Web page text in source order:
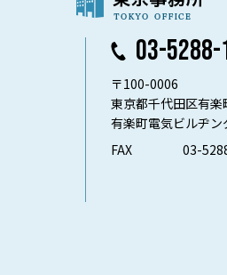
03-5288-
〒100-0006
東京都千代田区有
有楽町電気ビルヂン
FAX
03-